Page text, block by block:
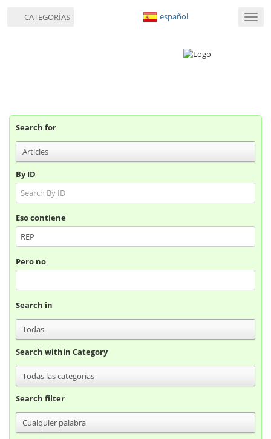
español
Search for
By ID
Eso contiene
Pero no
Search in
Search within Category
Search filter
CATEGORÍAS